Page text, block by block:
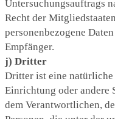
Untersuchungsauftrags
Recht der
personenbezogene
Empfänger.
j) Dritter
Dritter ist eine natürliche
Einrichtung oder andere
dem Verantwortlichen,